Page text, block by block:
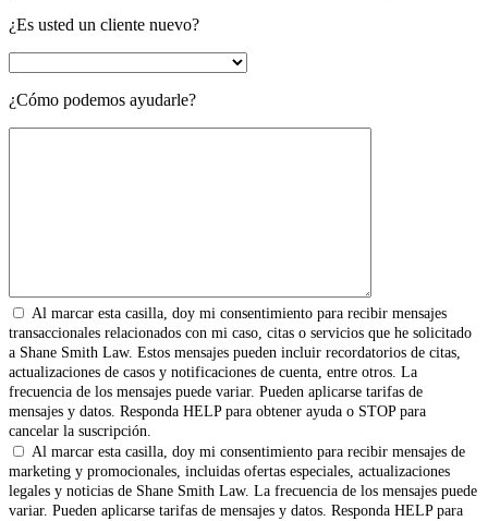
¿Es usted un cliente nuevo?
¿Cómo podemos ayudarle?
Al marcar esta casilla, doy mi consentimiento para recibir mensajes
transaccionales relacionados con mi caso, citas o servicios que he solicitado
a Shane Smith Law. Estos mensajes pueden incluir recordatorios de citas,
actualizaciones de casos y notificaciones de cuenta, entre otros. La
frecuencia de los mensajes puede variar. Pueden aplicarse tarifas de
mensajes y datos. Responda HELP para obtener ayuda o STOP para
cancelar la suscripción.
Al marcar esta casilla, doy mi consentimiento para recibir mensajes de
marketing y promocionales, incluidas ofertas especiales, actualizaciones
legales y noticias de Shane Smith Law. La frecuencia de los mensajes puede
variar. Pueden aplicarse tarifas de mensajes y datos. Responda HELP para